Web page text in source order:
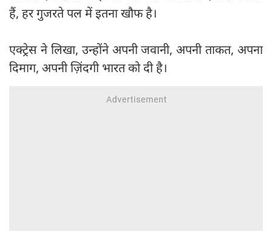
हैं, हर गुजरते पल में इतना खौफ है।
एक्ट्रेस ने लिखा, उन्होंने अपनी जवानी, अपनी ताकत, अपना
दिमाग, अपनी ज़िंदगी भारत को दी है।